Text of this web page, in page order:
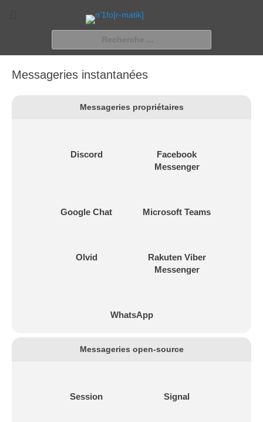
n'1fo[r-matik]
Pour les nymphos d'infos en info…
Messageries instantanées
Messageries propriétaires
Discord
Facebook
Messenger
Google Chat Microsoft Teams
Olvid
Rakuten Viber
Messenger
WhatsApp
Messageries open-source
Session Signal